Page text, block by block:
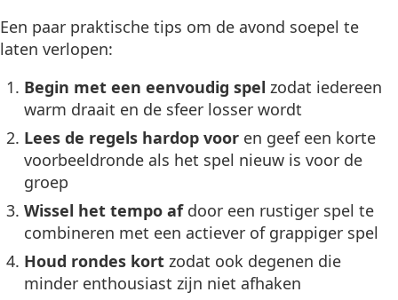
Een paar praktische tips om de avond soepel te
laten verlopen:
Begin met een eenvoudig spel zodat iedereen
warm draait en de sfeer losser wordt
Lees de regels hardop voor en geef een korte
voorbeeldronde als het spel nieuw is voor de
groep
Wissel het tempo afdoor een rustiger spel te
combineren met een actiever of grappiger spel
Houd rondes kort zodat ook degenen die
minder enthousiast zijn niet afhaken